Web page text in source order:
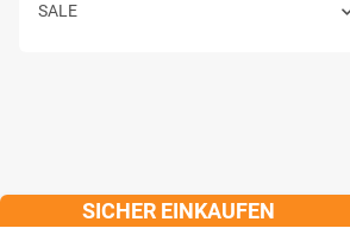
SALE
SICHER EINKAUFEN